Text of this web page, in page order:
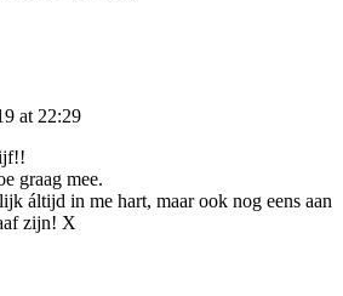
at 22:29
graag mee.
áltijd in me hart, maar ook nog eens aan
zijn! X